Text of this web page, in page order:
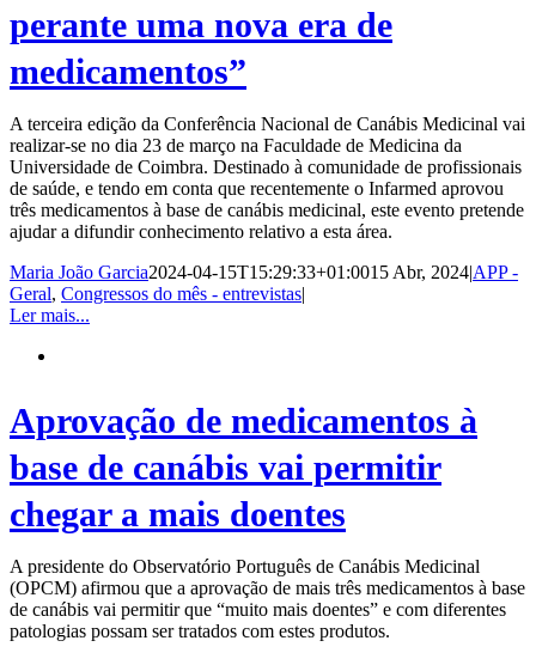
perante uma nova era de
medicamentos”
A terceira edição da Conferência Nacional de Canábis Medicinal vai
realizar-se no dia 23 de março na Faculdade de Medicina da
Universidade de Coimbra. Destinado à comunidade de profissionais
de saúde, e tendo em conta que recentemente o Infarmed aprovou
três medicamentos à base de canábis medicinal, este evento pretende
ajudar a difundir conhecimento relativo a esta área.
Maria João Garcia2024-04-15T15:29:33+01:0015 Abr, 2024APP -
Geral, Congressos do mês - entrevistas
Ler mais...
Aprovação de medicamentos à
base de canábis vai permitir
chegar a mais doentes
A presidente do Observatório Português de Canábis Medicinal
(OPCM) afirmou que a aprovação de mais três medicamentos à base
de canábis vai permitir que “muito mais doentes” e com diferentes
patologias possam ser tratados com estes produtos.